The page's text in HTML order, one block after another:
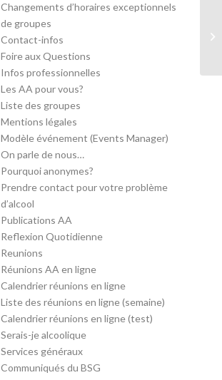
Changements d’horaires exceptionnels
de groupes
Contact-infos
Foire aux Questions
Infos professionnelles
Les AA pour vous?
Liste des groupes
Mentions légales
Modèle événement (Events Manager)
On parle de nous…
Pourquoi anonymes?
Prendre contact pour votre problème
d’alcool
Publications AA
Reflexion Quotidienne
Reunions
Réunions AA en ligne
Calendrier réunions en ligne
Liste des réunions en ligne (semaine)
Calendrier réunions en ligne (test)
Serais-je alcoolique
Services généraux
Communiqués du BSG